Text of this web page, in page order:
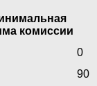
комиссии
0
90